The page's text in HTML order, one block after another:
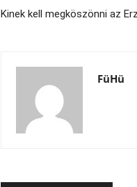
Kinek kell megköszönni az
FüHü